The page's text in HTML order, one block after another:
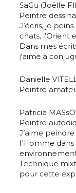
SaGu (Joëlle
Peintre
J’écris, je
chats, l’Orient
Dans mes
j’aime à
Danielle
Peintre
Patricia
Peintre
J’aime
l’Homme
Technique
pour cette